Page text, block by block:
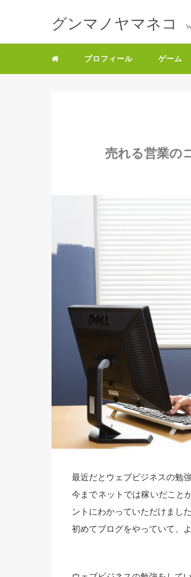
グンマノヤマネコ
プロフィール ゲーム
売れる営業の
最近だとウェブビジネスの勉
今までネットでは稼いだこと
ントにわかっていただけました
初めてブログをやっていて、